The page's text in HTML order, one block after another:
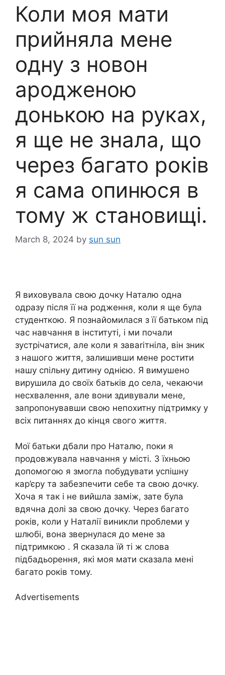
Коли моя мати
прийняла мене
одну з новон
ародженою
донькою на руках,
я ще не знала, що
через багато років
я сама опинюся в
тому ж становищі.
March 8, 2024 by sun sun
Я виховувала свою дочку Наталю одна
одразу після її на родження, коли я ще була
студенткою. Я познайомилася з її батьком під
час навчання в інституті, і ми почали
зустрічатися, але коли я заваrітніла, він зник
з нашого життя, залишивши мене ростити
нашу спільну дитину однією. Я вимушено
вирушила до своїх батьків до села, чекаючи
несхвалення, але вони здивували мене,
запропонувавши свою непохитну підтримку у
всіх питаннях до кінця свого життя.
Мої батьки дбали про Наталю, поки я
продовжувала навчання у місті. З їхньою
допомогою я змогла побудувати успішну
кар’єру та забезпечити себе та свою дочку.
Хоча я так і не вийшла заміж, зате була
вдячна долі за свою дочку. Через багато
років, коли у Наталії виникли проблеми у
шлюбі, вона звернулася до мене за
підтримкою . Я сказала їй ті ж слова
підбадьорення, які моя мати сказала мені
багато років тому.
Advertisements